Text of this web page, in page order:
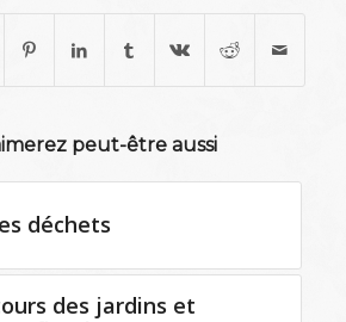
peut-être aussi
déchets
des jardins et